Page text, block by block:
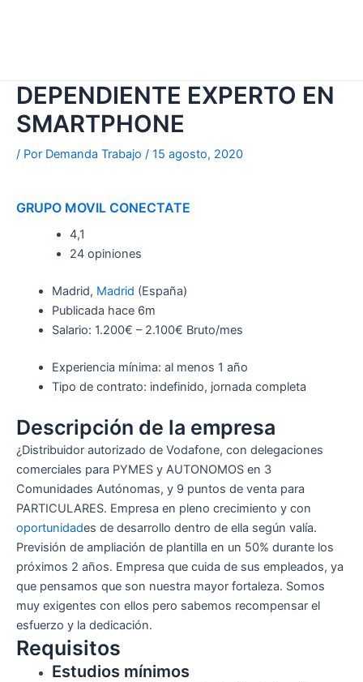
DEPENDIENTE EXPERTO EN
SMARTPHONE
/ Por Demanda Trabajo / 15 agosto, 2020
GRUPO MOVIL CONECTATE
4,1
24 opiniones
Madrid, Madrid (España)
Publicada hace 6m
Salario: 1.200€ – 2.100€ Bruto/mes
Experiencia mínima: al menos 1 año
Tipo de contrato: indefinido, jornada completa
Descripción de la empresa
¿Distribuidor autorizado de Vodafone, con delegaciones
comerciales para PYMES y AUTONOMOS en 3
Comunidades Autónomas, y 9 puntos de venta para
PARTICULARES. Empresa en pleno crecimiento y con
oportunidades de desarrollo dentro de ella según valía.
Previsión de ampliación de plantilla en un 50% durante los
próximos 2 años. Empresa que cuida de sus empleados, ya
que pensamos que son nuestra mayor fortaleza. Somos
muy exigentes con ellos pero sabemos recompensar el
esfuerzo y la dedicación.
Requisitos
Estudios mínimos